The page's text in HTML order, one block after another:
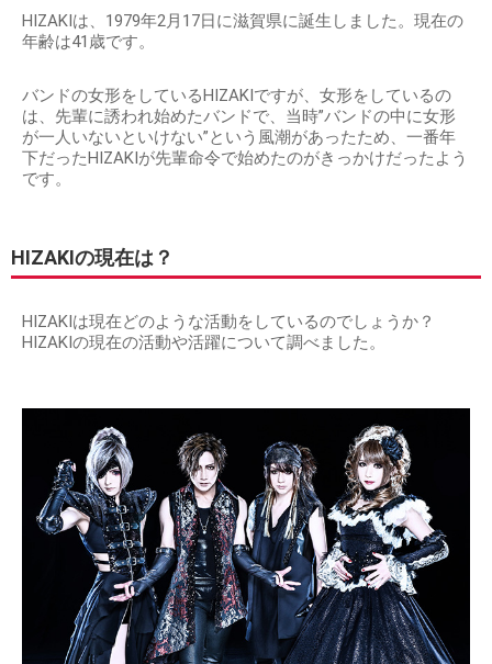
HIZAKIは、1979年2月17日に滋賀県に誕生しました。現在の
年齢は41歳です。
バンドの女形をしているHIZAKIですが、女形をしているの
は、先輩に誘われ始めたバンドで、当時”バンドの中に女形
が一人いないといけない”という風潮があったため、一番年
下だったHIZAKIが先輩命令で始めたのがきっかけだったよう
です。
HIZAKIの現在は？
HIZAKIは現在どのような活動をしているのでしょうか？
HIZAKIの現在の活動や活躍について調べました。